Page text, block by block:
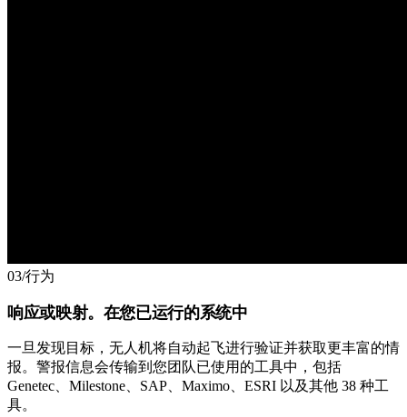
03/行为
响应或映射。在您已运行的系统中
一旦发现目标，无人机将自动起飞进行验证并获取更丰富的情
报。警报信息会传输到您团队已使用的工具中，包括
Genetec、Milestone、SAP、Maximo、ESRI 以及其他 38 种工
具。